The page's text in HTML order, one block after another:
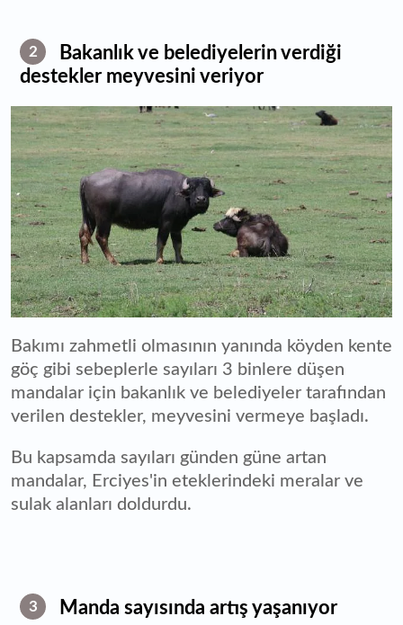
2
Bakanlık ve belediyelerin verdiği
destekler meyvesini veriyor
Bakımı zahmetli olmasının yanında köyden kente
göç gibi sebeplerle sayıları 3 binlere düşen
mandalar için bakanlık ve belediyeler tarafından
verilen destekler, meyvesini vermeye başladı.
Bu kapsamda sayıları günden güne artan
mandalar, Erciyes'in eteklerindeki meralar ve
sulak alanları doldurdu.
3 Manda sayısında artış yaşanıyor